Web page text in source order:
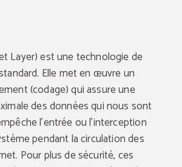
Layer) est une technologie de
Elle met en œuvre un
(codage) qui assure une
des données qui nous sont
l'entrée ou l'interception
pendant la circulation des
Pour plus de sécurité, ces